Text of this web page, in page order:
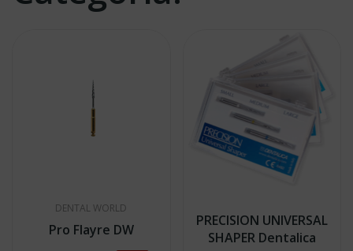
DENTAL WORLD
Pro Flayre DW
PRECISION UNIVERSAL
SHAPER Dentalica